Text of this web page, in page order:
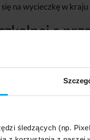
śledzących (np.
na wycieczkę w kraju
a
się tylko do wyboru
zapewnienia
Edukacji
dzieci podczas
jeśli